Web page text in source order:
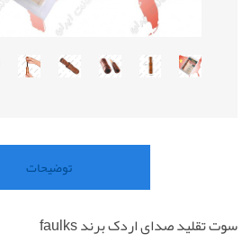
توضیحات
سوت تقلید صدای اردک برند faulks